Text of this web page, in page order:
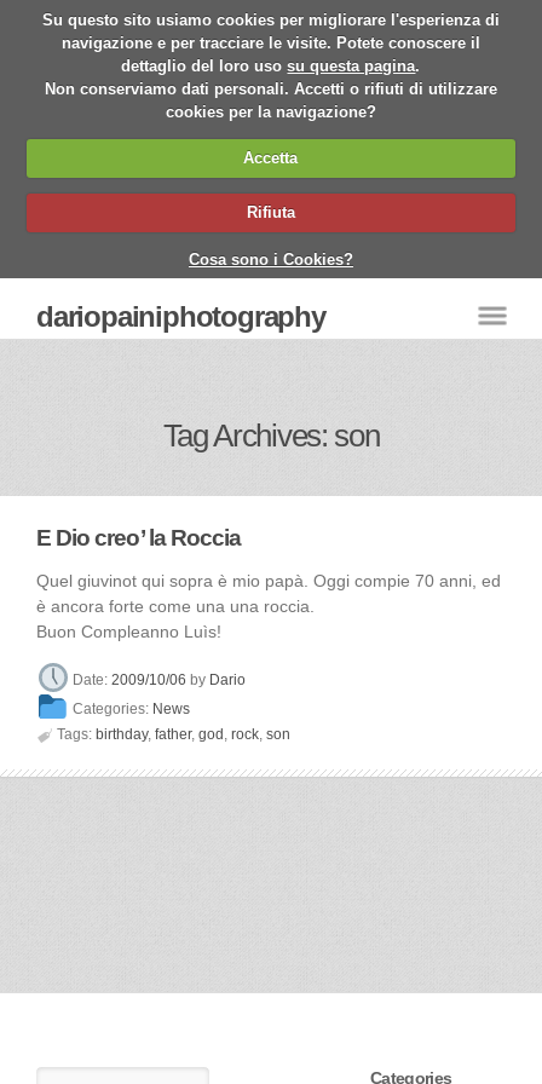
Su questo sito usiamo cookies per migliorare l'esperienza di
navigazione e per tracciare le visite. Potete conoscere il
dettaglio del loro usosu questa pagina.
Non conserviamo dati personali. Accetti o rifiuti di utilizzare
cookies per la navigazione?
Accetta
Rifiuta
Cosa sono i Cookies?
dariopainiphotography
Tag Archives: son
E Dio creo’ la Roccia
Quel giuvinot qui sopra è mio papà. Oggi compie 70 anni, ed
è ancora forte come una una roccia.
Buon Compleanno Luìs!
Date:2009/10/06 by Dario
Categories: News
 Tags: birthday, father, god rock son
Categories